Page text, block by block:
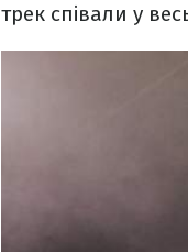
трек співали у